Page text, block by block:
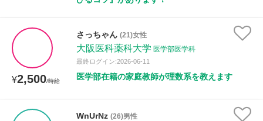
¥2,500/時給
さっちゃん (21)女性
大阪医科薬科大学 医学部医学科
最終ログイン:2026-06-11
医学部在籍の家庭教師が理数系を教えます
WnUrNz (26)男性
距離：15km以内